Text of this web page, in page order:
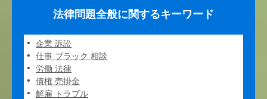
法律問題全般に関するキーワード
企業 訴訟
仕事 ブラック 相談
労働 法律
債権 売掛金
解雇 トラブル